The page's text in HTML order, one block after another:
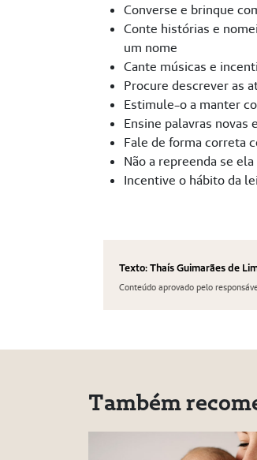
Converse e brinque
Conte histórias e
um nome
Cante músicas e
Procure descrever as
Estimule-o a manter
Ensine palavras
Fale de forma correta
Não a repreenda se
Incentive o hábito da
Texto: Thaís Guimarães de
Conteúdo aprovado pelo
Também